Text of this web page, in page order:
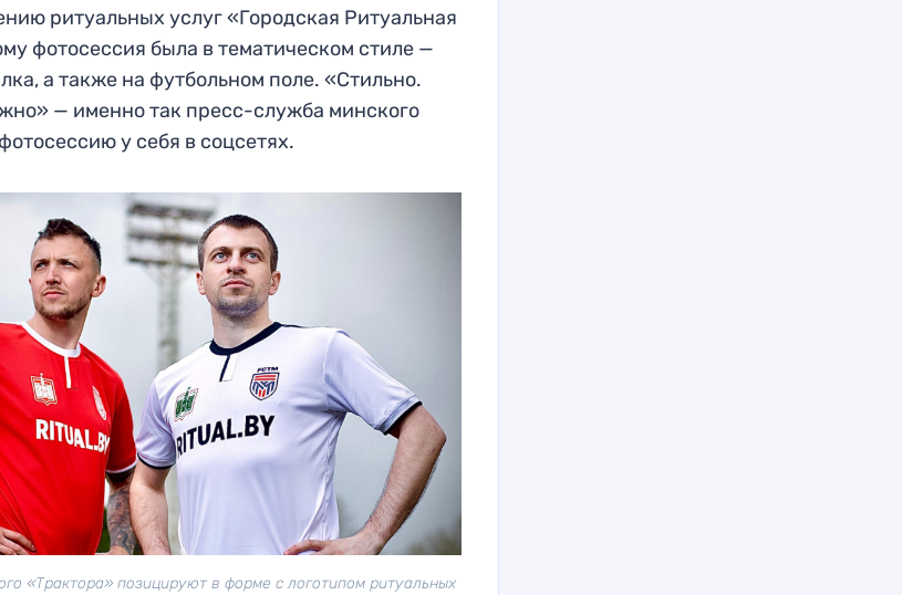
ритуальных услуг «Городская Ритуальная
фотосессия была в тематическом стиле —
а также на футбольном поле. «Стильно.
— именно так пресс-служба минского
у себя в соцсетях.
«Трактора» позицируют в форме с логотипом ритуальных